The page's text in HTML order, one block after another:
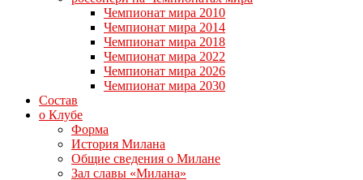
Чемпионат мира 2010
Чемпионат мира 2014
Чемпионат мира 2018
Чемпионат мира 2022
Чемпионат мира 2026
Чемпионат мира 2030
Состав
о Клубе
Форма
История Милана
Общие сведения о Милане
Зал славы «Милана»